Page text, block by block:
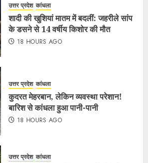
उत्तर प्रदेश कांधला
शादी की खुशियां मातम में बदलीं: जहरीले सांप
के डसने से 14 वर्षीय किशोर की मौत
18 HOURS AGO
उत्तर प्रदेश कांधला
कुदरत मेहरबान, लेकिन व्यवस्था परेशान!
बारिश से कांधला हुआ पानी-पानी
18 HOURS AGO
उत्तर प्रदेश कांधला